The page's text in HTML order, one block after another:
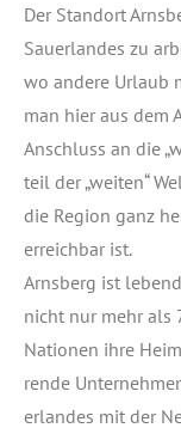
Der Stand­ort
Sau­er­lan­des zu
wo ande­re Urlaub
man hier aus dem
Anschluss an die
teil der „wei­ten“
die Regi­on ganz
erreich­bar ist.
Arns­berg ist
nicht nur mehr als
Natio­nen ihre
ren­de
er­lan­des mit der